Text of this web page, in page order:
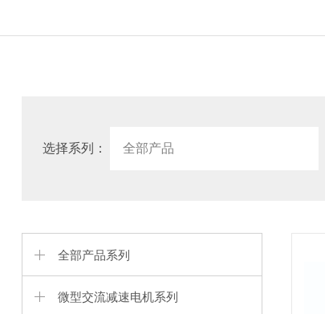
选择系列：
全部产品系列
微型交流减速电机系列